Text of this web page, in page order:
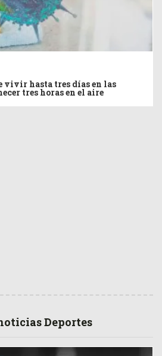
vivir hasta tres días en las
tres horas en el aire
Deportes